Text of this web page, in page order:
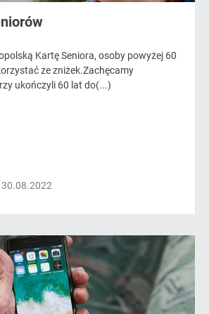
Kartę Seniora, osoby powyżej 60
ze zniżek.Zachęcamy
ukończyli 60 lat do(...)
30.08.2022